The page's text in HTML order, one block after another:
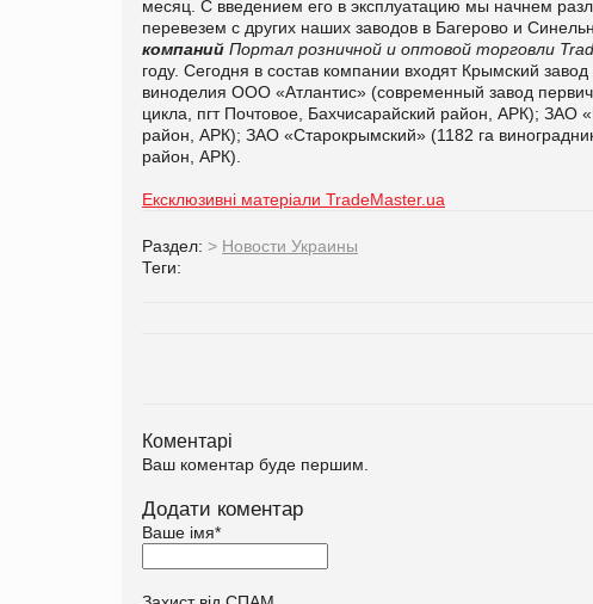
месяц. С введением его в эксплуатацию мы начнем
перевезем с других наших заводов в Багерово и
компаний Портал розничной и оптовой торговли
году. Сегодня в состав компании входят Крымский
виноделия ООО «Атлантис» (современный завод
цикла, пгт Почтовое, Бахчисарайский район, АРК); ЗАО
район, АРК); ЗАО «Старокрымский» (1182 га
район, АРК).
Ексклюзивні матеріали TradeMaster.ua
Раздел: > Новости Украины
Теги:
Коментарі
Ваш коментар буде першим.
Додати коментар
Ваше імя*